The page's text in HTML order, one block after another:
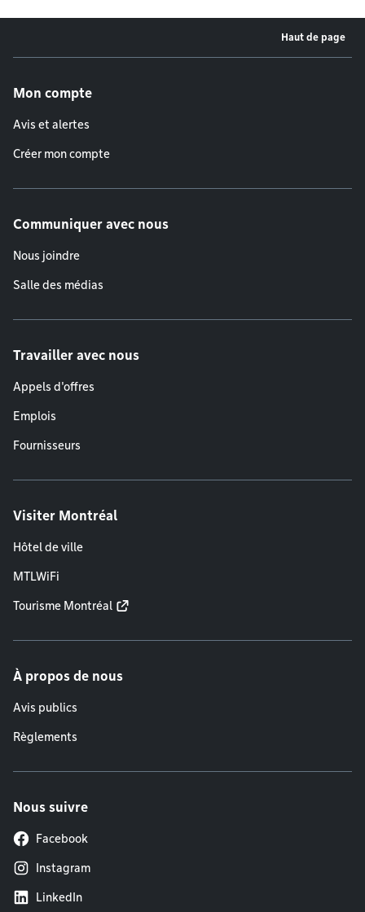
Haut de page
Mon compte
Avis et alertes
Créer mon compte
Communiquer avec nous
Nous joindre
Salle des médias
Travailler avec nous
Appels d'offres
Emplois
Fournisseurs
Visiter Montréal
Hôtel de ville
MTLWiFi
Tourisme Montréal
À propos de nous
Avis publics
Règlements
Nous suivre
Facebook
Instagram
LinkedIn